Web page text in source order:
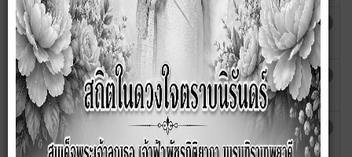
ข้อมูลสถิติการให้บริการ ปีงบประมาณ
2566
เขียนโดย
กนกวรรณ
ฮิต: 5345
รายงานการใช้บริการ ศูนย์ข้อมูลข่าวสาร
ประจำปีงบประมาณ พ.ศ. 2565
เขียนโดย
กนกวรรณ
ฮิต: 5455
รายงานสรุปผลเรื่องร้องเรียนร้องทุกข์
ประจำปีงบประมาณ พ.ศ.2565
กนกวรรณ
ฮิต: 5894